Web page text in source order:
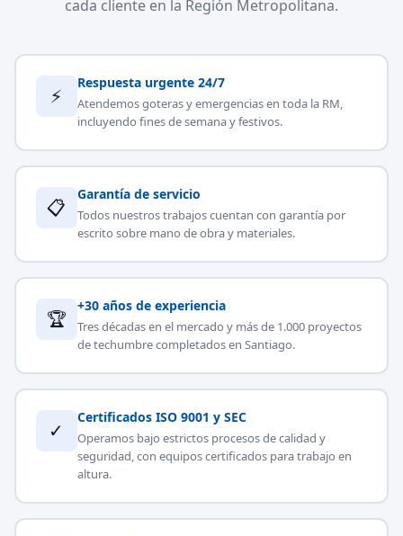
cada cliente en la Región Metropolitana.
⚡
Respuesta urgente 24/7
Atendemos goteras y emergencias en toda la RM,
incluyendo fines de semana y festivos.
📋
Garantía de servicio
Todos nuestros trabajos cuentan con garantía por
escrito sobre mano de obra y materiales.
🏆
+30 años de experiencia
Tres décadas en el mercado y más de 1.000 proyectos
de techumbre completados en Santiago.
✓
Certificados ISO 9001 y SEC
Operamos bajo estrictos procesos de calidad y
seguridad, con equipos certificados para trabajo en
altura.